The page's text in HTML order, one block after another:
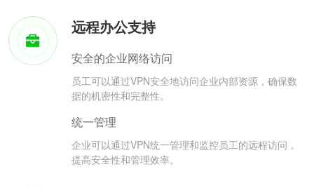
远程办公支持
安全的企业网络访问
员工可以通过VPN安全地访问企业内部资源，确保数
据的机密性和完整性。
统一管理
企业可以通过VPN统一管理和监控员工的远程访问，
提高安全性和管理效率。